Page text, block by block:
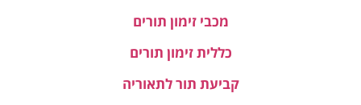
מכבי זימון תורים
כללית זימון תורים
קביעת תור לתאוריה